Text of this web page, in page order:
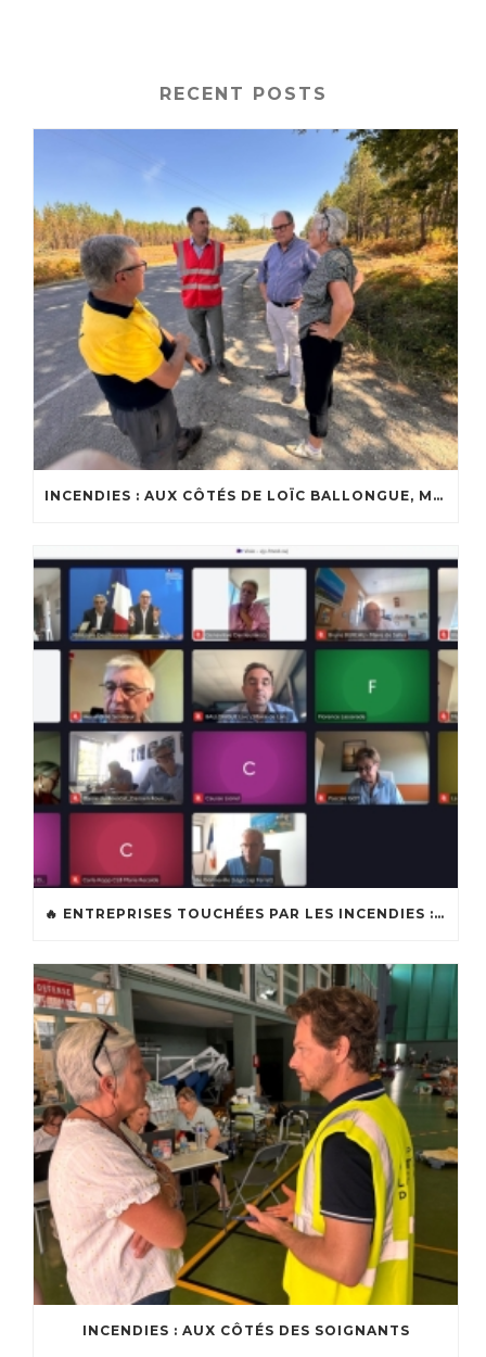
RECENT POSTS
INCENDIES : AUX CÔTÉS DE LOÏC BALLONGUE, MAIRE DE LANTON
🔥 ENTREPRISES TOUCHÉES PAR LES INCENDIES : LES DISPOSITIFS D’ACCOMPAGNEMENT MIS EN PLACE AFIN DE SOUTENIR LES ENTREPRISES ET LES TRAVAILLEURS INDÉPENDANTS IMPACTÉS SUR LE BASSIN D’ARCACHON
INCENDIES : AUX CÔTÉS DES SOIGNANTS